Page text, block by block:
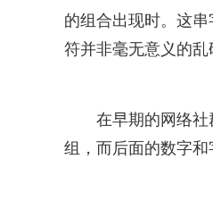
的组合出现时。这串
符并非毫无意义的乱
在早期的网络社
组，而后面的数字和